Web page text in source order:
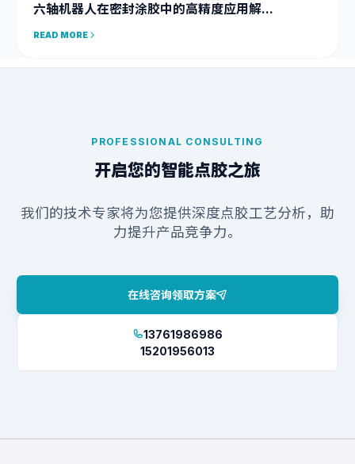
六轴机器人在密封涂胶中的高精度应用解...
READ MORE
PROFESSIONAL CONSULTING
开启您的智能点胶之旅
我们的技术专家将为您提供深度点胶工艺分析，助
力提升产品竞争力。
在线咨询领取方案
13761986986
15201956013